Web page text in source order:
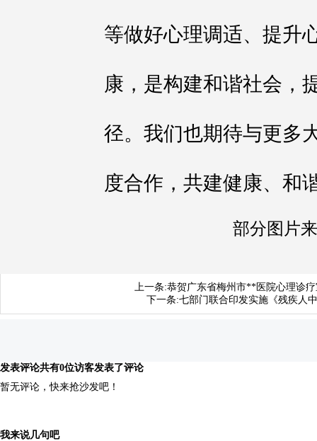
等做好心理调适、提升
康，是构建和谐社会，
径。我们也期待与更多
度合作，共建健康、和
部分图片
上一条:恭贺广东省梅州市**医院心理诊
下一条:七部门联合印发实施《残疾人
发表评论共有0位访客发表了评论
暂无评论，快来抢沙发吧！
我来说几句吧